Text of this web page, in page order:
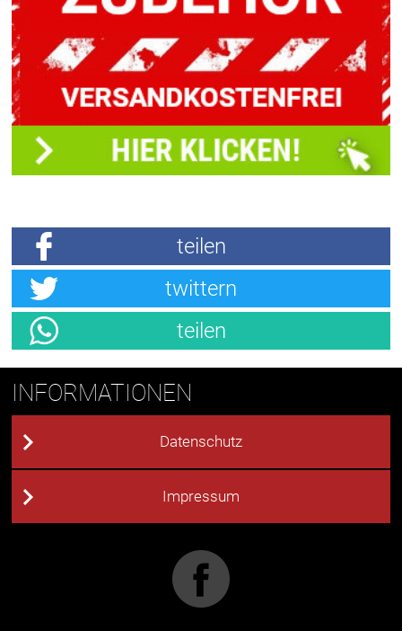
teilen
twittern
teilen
INFORMATIONEN
Datenschutz
Impressum